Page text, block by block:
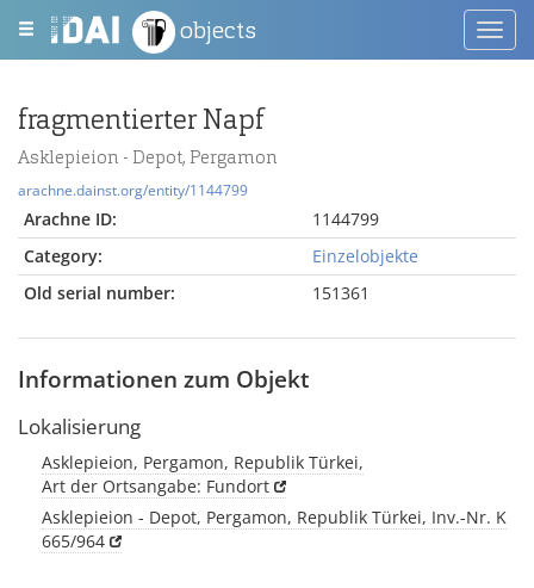
objects
fragmentierter Napf
Asklepieion - Depot, Pergamon
arachne.dainst.org/entity/1144799
Arachne ID:
1144799
Category:
Einzelobjekte
Old serial number:
151361
Informationen zum Objekt
Lokalisierung
Asklepieion, Pergamon, Republik Türkei,
Art der Ortsangabe: Fundort
Asklepieion - Depot, Pergamon, Republik Türkei, Inv.-Nr. K
665/964